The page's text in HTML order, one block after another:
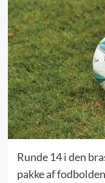
Runde 14 i den
pakke af